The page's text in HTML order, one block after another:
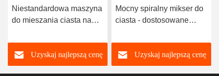
Niestandardowa maszyna
do mieszania ciasta na
Elektryczna podstawa
podłogowa do piekarni
Uzyskaj najlepszą cenę
Mocny spiralny mikser do
ciasta - dostosowane
Uzyskaj najlepszą cenę